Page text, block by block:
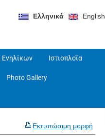
Ελληνικά English
Ενηλίκων Ιστιοπλοΐα
Photo Gallery
Εκτυπώσιμη μορφή